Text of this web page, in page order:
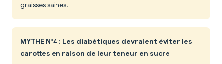
graisses saines.
MYTHE N°4 : Les diabétiques devraient éviter les
carottes en raison de leur teneur en sucre